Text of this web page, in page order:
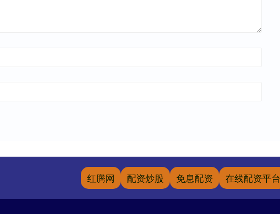
红腾网 配资炒股 免息配资 在线配资平台